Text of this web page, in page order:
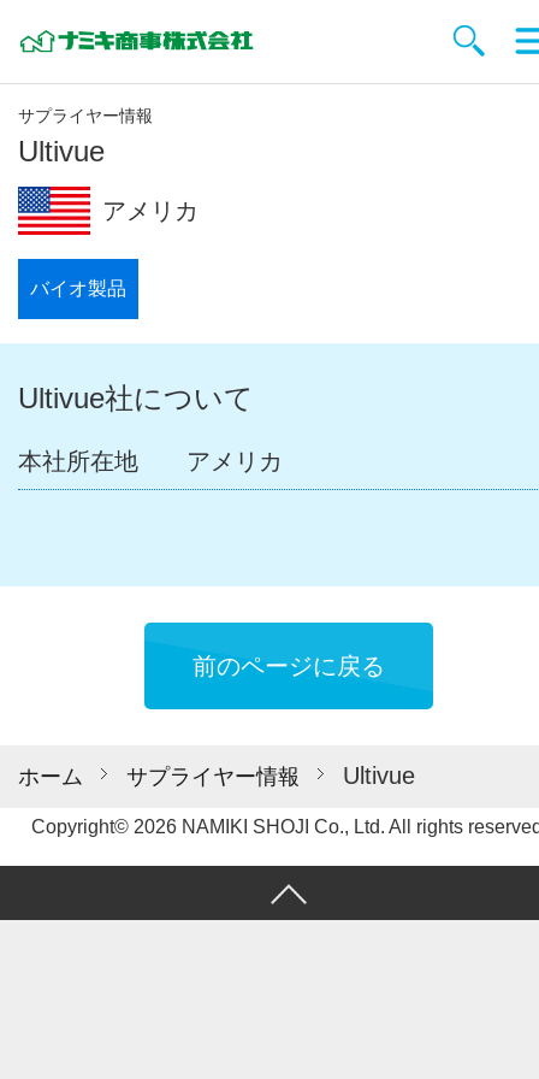
ホーム サプライヤー情報 Ultivue
サプライヤー情報
Ultivue
アメリカ
バイオ製品
Ultivue社について
本社所在地 アメリカ
前のページに戻る
Copyright© 2026 NAMIKI SHOJI Co., Ltd. All rights